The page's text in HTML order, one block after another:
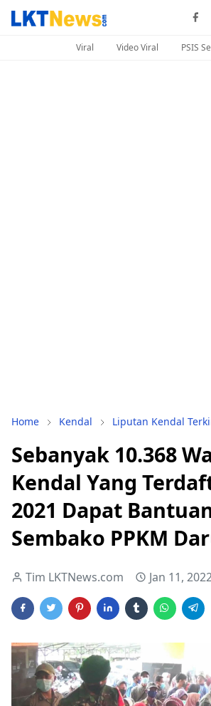
Viral Video Viral PSIS
Home Kendal Liputan Kendal
Sebanyak 10.368
Kendal Yang
2021 Dapat
Sembako PPKM
Tim LKTNews.com Jan 11,